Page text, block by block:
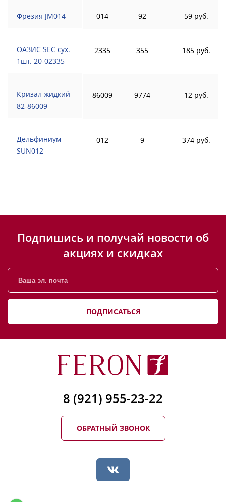
Фрезия JM014
ОАЗИС SEC сух.
1шт. 20-02335
Кризал жидкий
82-86009
Дельфиниум
SUN012
014 92 59 руб.
2335 355 185 руб.
86009 9774 12 руб.
012 9 374 руб.
Подпишись и получай новости об
акциях и скидках
ПОДПИСАТЬСЯ
8 (921) 955-23-22
ОБРАТНЫЙ ЗВОНОК